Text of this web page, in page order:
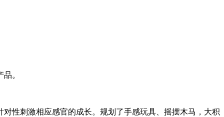
品。
性刺激相应感官的成长。规划了手感玩具、摇摆木马，大积